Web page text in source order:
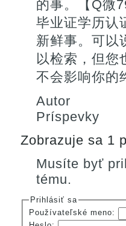
的事。【Q微
毕业证学历认
新鲜事。可以
以检索，但您
不会影响你的
Autor
Príspevky
Zobrazuje sa 1
Musíte byť
tému.
Prihlásiť sa
Používateľské meno: